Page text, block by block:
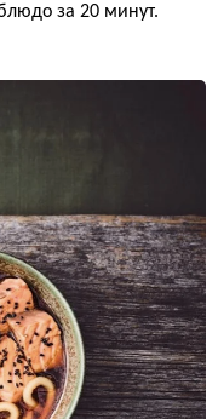
за 20 минут.